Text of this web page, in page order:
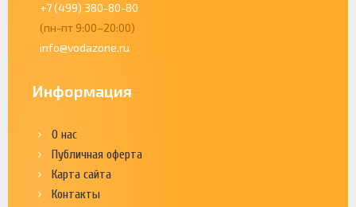
+7 (499) 380-80-80
(пн-пт 9:00–20:00)
info@vodazone.ru
Информация
О нас
Публичная оферта
Карта сайта
Контакты